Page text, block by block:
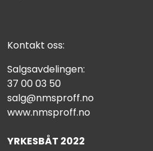
Kontakt oss:
Salgsavdelingen:
37 00 03 50
salg@nmsproff.no
www.nmsproff.no
YRKESBÅT 2022